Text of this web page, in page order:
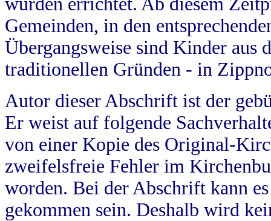
Gemeinden, in den
Übergangsweise sind Kinder aus
traditionellen Gründen - in
Autor dieser Abschrift ist der
Er weist auf folgende
von einer Kopie des Original-
zweifelsfreie Fehler im
worden. Bei der Abschrift kann
gekommen sein. Deshalb wird